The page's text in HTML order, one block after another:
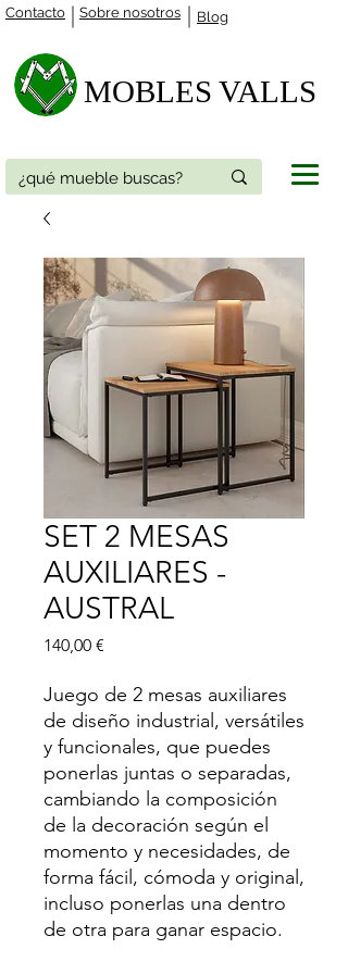
Contacto Blog
Sobre nosotros
MOBLES VALLS​
SET 2 MESAS
AUXILIARES -
AUSTRAL
140,00 €
Juego de 2 mesas auxiliares
de diseño industrial, versátiles
y funcionales, que puedes
ponerlas juntas o separadas,
cambiando la composición
de la decoración según el
momento y necesidades, de
forma fácil, cómoda y original,
incluso ponerlas una dentro
de otra para ganar espacio.